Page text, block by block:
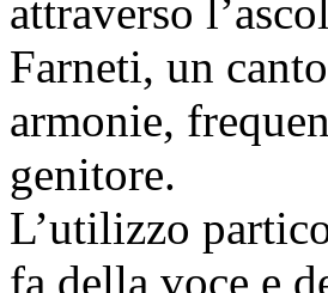
attraverso
Farneti, un
armonie,
genitore.
L’utilizzo
fa della voce e